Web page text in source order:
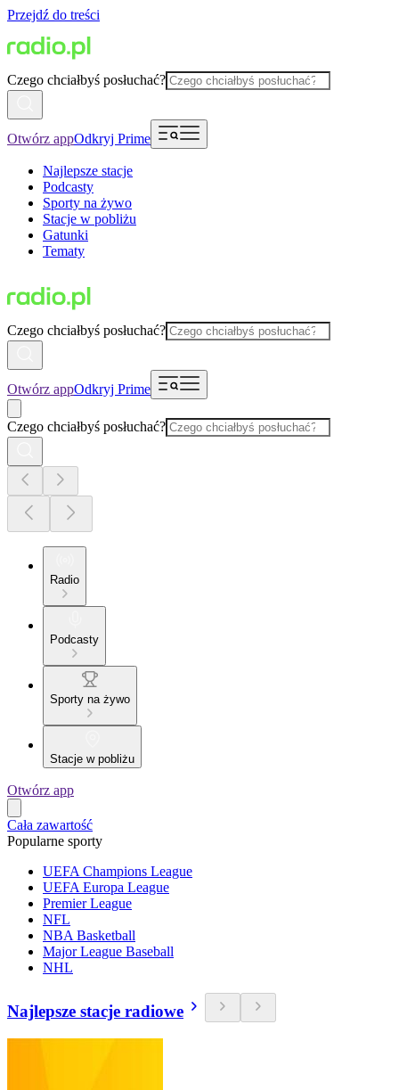
Przejdź do treści
Czego chciałbyś posłuchać?
Otwórz appOdkryj Prime
Najlepsze stacje
Podcasty
Sporty na żywo
Stacje w pobliżu
Gatunki
Tematy
Czego chciałbyś posłuchać?
Otwórz appOdkryj Prime
Czego chciałbyś posłuchać?
Radio
Podcasty
Sporty na żywo
Stacje w pobliżu
Otwórz app
Cała zawartość
Popularne sporty
UEFA Champions League
UEFA Europa League
Premier League
NFL
NBA Basketball
Major League Baseball
NHL
Najlepsze stacje radiowe